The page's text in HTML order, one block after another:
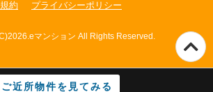
ご近所物件を見てみる
約
プライバシーポリシー
マンション All Rights Reserved.